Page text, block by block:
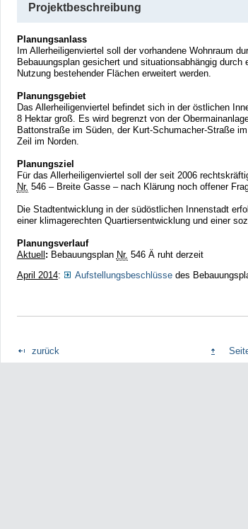
Projektbeschreibung
Planungsanlass
Im Allerheiligenviertel soll der vorhandene Wohnraum
Bebauungsplan gesichert und situationsabhängig durch
Nutzung bestehender Flächen erweitert werden.
Planungsgebiet
Das Allerheiligenviertel befindet sich in der östlichen
8 Hektar groß. Es wird begrenzt von der
Battonstraße im Süden, der Kurt-Schumacher-Straße
Zeil im Norden.
Planungsziel
Für das Allerheiligenviertel soll der seit 2006
Nr. 546 – Breite Gasse – nach Klärung noch offener
Die Stadtentwicklung in der südöstlichen Innenstadt
einer klimagerechten Quartiersentwicklung und einer
Planungsverlauf
Aktuell: Bebauungsplan Nr. 546 Ä ruht derzeit
April 2014: Aufstellungsbeschlüssedes
zurück